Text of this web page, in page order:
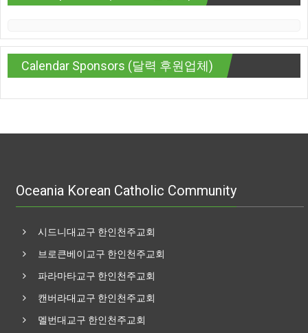
Calendar Sponsors (달력 후원업체)
Oceania Korean Catholic Community
시드니대교구 한인천주교회
브로큰베이교구 한인천주교회
파라마타교구 한인천주교회
캔버라대교구 한인천주교회
멜번대교구 한인천주교회